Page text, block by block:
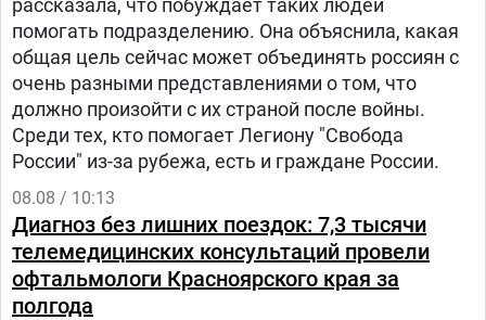
рассказала, что побуждает таких людей
помогать подразделению. Она объяснила, какая
общая цель сейчас может объединять россиян с
очень разными представлениями о том, что
должно произойти с их страной после войны.
Среди тех, кто помогает Легиону "Свобода
России" из-за рубежа, есть и граждане России.
08.08 / 10:13
Диагноз без лишних поездок: 7,3 тысячи
телемедицинских консультаций провели
офтальмологи Красноярского края за
полгода